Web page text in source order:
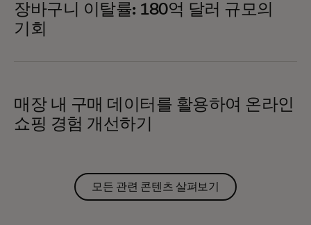
장바구니 이탈률: 180억 달러 규모의
기회
매장 내 구매 데이터를 활용하여 온라인
쇼핑 경험 개선하기
모든 관련 콘텐츠 살펴보기